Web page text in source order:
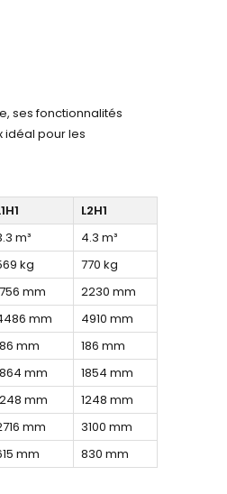
ses fonctionnalités
idéal pour les
L2H1
m³
4.3 m³
kg
770 kg
mm
2230 mm
mm
4910 mm
mm
186 mm
mm
1854 mm
mm
1248 mm
mm
3100 mm
mm 830 mm